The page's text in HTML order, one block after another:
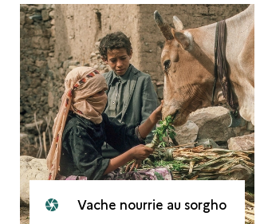
Vache nourrie au sorgho